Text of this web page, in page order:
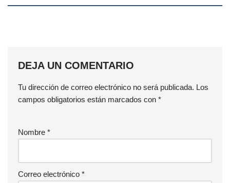
DEJA UN COMENTARIO
Tu dirección de correo electrónico no será publicada. Los
campos obligatorios están marcados con *
Nombre *
Correo electrónico *